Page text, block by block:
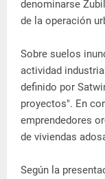
denominarse
de la operación
Sobre suelos
actividad
definido por
proyectos". En
emprendedores
de viviendas
Según la